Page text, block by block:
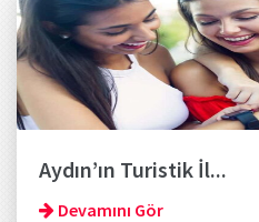
Aydın’ın Turistik İl...
Devamını Gör